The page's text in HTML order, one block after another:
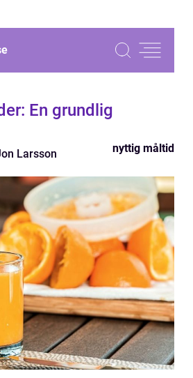
En grundlig
Larsson nyttig måltid